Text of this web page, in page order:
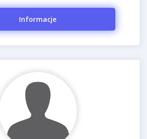
Informacje